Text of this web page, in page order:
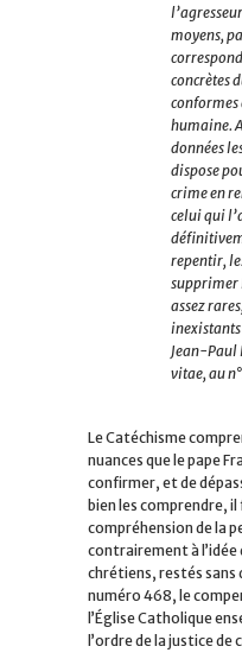
moyens,
concrètes
conformes
humaine.
données
dispose
crime en
celui qui
repentir,
supprimer
assez
Jean-Paul
vitae, au
Le Catéchisme
nuances que le pape
confirmer, et de
bien les comprendre,
compréhension de la
contrairement à l’idée
chrétiens, restés sans
numéro 468, le
l’Église Catholique
l’ordre de la justice de